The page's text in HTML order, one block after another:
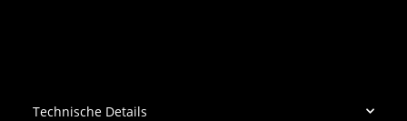
Technische Details